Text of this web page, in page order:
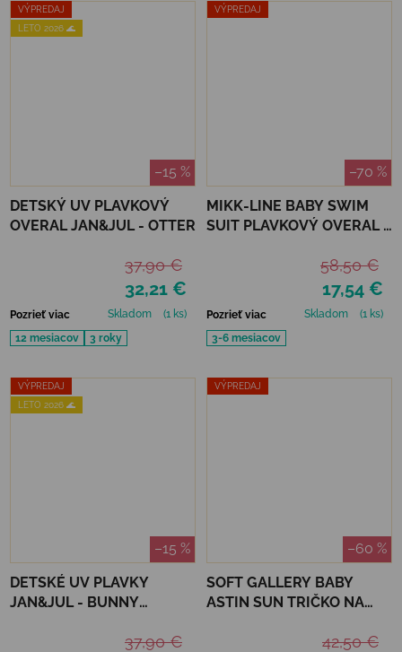
VÝPREDAJ
LETO 2026 🌊
–15 %
DETSKÝ UV PLAVKOVÝ
OVERAL JAN&JUL - OTTER
32,21 €
37,90 €
Pozrieť viac Skladom
(1 ks)
12 mesiacov
3 roky
VÝPREDAJ
–70 %
MIKK-LINE BABY SWIM
SUIT PLAVKOVÝ OVERAL -
17,54 €
58,50 €
Pozrieť viac Skladom
(1 ks)
3-6 mesiacov
VÝPREDAJ
LETO 2026 🌊
–15 %
DETSKÉ UV PLAVKY
JAN&JUL - BUNNY
37,90 €
VÝPREDAJ
–60 %
SOFT GALLERY BABY
ASTIN SUN TRIČKO NA
42,50 €